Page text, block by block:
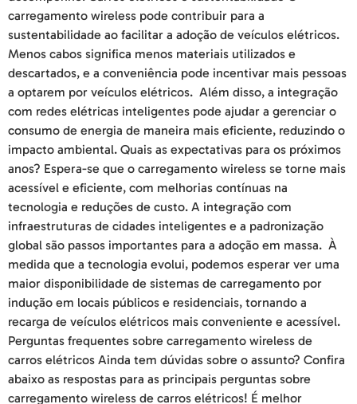
carregamento wireless pode contribuir para a
sustentabilidade ao facilitar a adoção de veículos elétricos.
Menos cabos significa menos materiais utilizados e
descartados, e a conveniência pode incentivar mais pessoas
a optarem por veículos elétricos. Além disso, a integração
com redes elétricas inteligentes pode ajudar a gerenciar o
consumo de energia de maneira mais eficiente, reduzindo o
impacto ambiental. Quais as expectativas para os próximos
anos? Espera-se que o carregamento wireless se torne mais
acessível e eficiente, com melhorias contínuas na
tecnologia e reduções de custo. A integração com
infraestruturas de cidades inteligentes e a padronização
global são passos importantes para a adoção em massa. À
medida que a tecnologia evolui, podemos esperar ver uma
maior disponibilidade de sistemas de carregamento por
indução em locais públicos e residenciais, tornando a
recarga de veículos elétricos mais conveniente e acessível.
Perguntas frequentes sobre carregamento wireless de
carros elétricos Ainda tem dúvidas sobre o assunto? Confira
abaixo as respostas para as principais perguntas sobre
carregamento wireless de carros elétricos! É melhor